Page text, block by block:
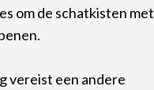
om de schatkisten met
vereist een andere